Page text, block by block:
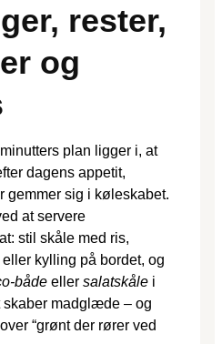
rester,
og
plan ligger i, at
dagens appetit,
gemmer sig i køleskabet.
at servere
stil skåle med ris,
kylling på bordet, og
både eller salatskåle i
skaber madglæde – og
“grønt der rører ved